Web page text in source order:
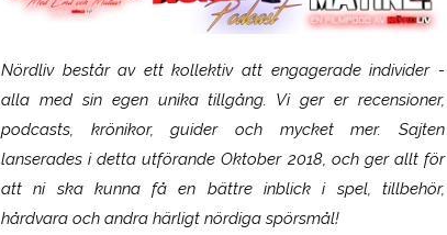
Nördliv består av ett kollektiv att engagerade individer -
alla med sin egen unika tillgång. Vi ger er recensioner,
podcasts, krönikor, guider och mycket mer. Sajten
lanserades i detta utförande Oktober 2018, och ger allt för
att ni ska kunna få en bättre inblick i spel, tillbehör,
hårdvara och andra härligt nördiga spörsmål!
SCUF Gaming Omega